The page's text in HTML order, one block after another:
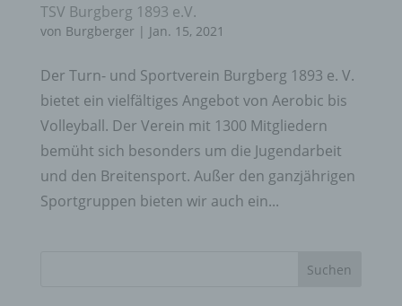
TSV Burgberg 1893 e.V.
von Burgberger | Jan. 15, 2021
Der Turn- und Sportverein Burgberg 1893 e. V.
bietet ein vielfältiges Angebot von Aerobic bis
Volleyball. Der Verein mit 1300 Mitgliedern
bemüht sich besonders um die Jugendarbeit
und den Breitensport. Außer den ganzjährigen
Sportgruppen bieten wir auch ein...